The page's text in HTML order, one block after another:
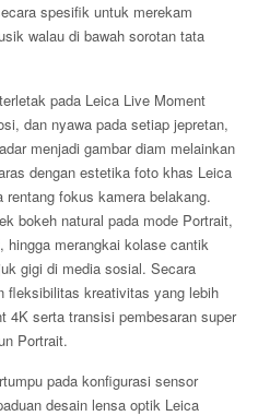
spesifik untuk merekam
walau di bawah sorotan tata
pada Leica Live Moment
dan nyawa pada setiap jepretan,
menjadi gambar diam melainkan
dengan estetika foto khas Leica
fokus kamera belakang.
bokeh natural pada mode Portrait,
merangkai kolase cantik
gigi di media sosial. Secara
fleksibilitas kreativitas yang lebih
4K serta transisi pembesaran super
Portrait.
pada konfigurasi sensor
desain lensa optik Leica